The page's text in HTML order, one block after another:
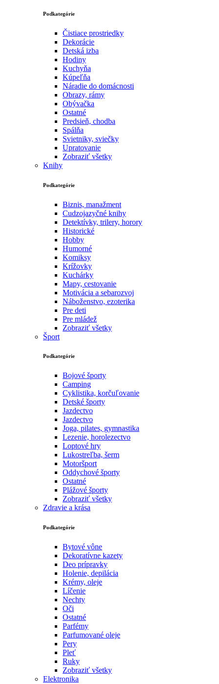
Podkategórie
Čistiace prostriedky
Dekorácie
Detská izba
Hodiny
Kuchyňa
Kúpeľňa
Náradie do domácnosti
Obrazy, rámy
Obývačka
Ostatné
Predsieň, chodba
Spálňa
Svietniky, sviečky
Upratovanie
Zobraziť všetky
Knihy
Podkategórie
Biznis, manažment
Cudzojazyčné knihy
Detektívky, trilery, horory
Historické
Hobby
Humorné
Komiksy
Krížovky
Kuchárky
Mapy, cestovanie
Motivácia a sebarozvoj
Náboženstvo, ezoterika
Pre deti
Pre mládež
Zobraziť všetky
Šport
Podkategórie
Bojové športy
Camping
Cyklistika, korčuľovanie
Detské športy
Jazdectvo
Jazdectvo
Joga, pilates, gymnastika
Lezenie, horolezectvo
Loptové hry
Lukostreľba, šerm
Motoršport‎
Oddychové športy
Ostatné
Plážové športy
Zobraziť všetky
Zdravie a krása
Podkategórie
Bytové vône
Dekoratívne kazety
Deo prípravky
Holenie, depilácia
Krémy, oleje
Líčenie
Nechty
Oči
Ostatné
Parfémy
Parfumované oleje
Pery
Pleť
Ruky
Zobraziť všetky
Elektronika